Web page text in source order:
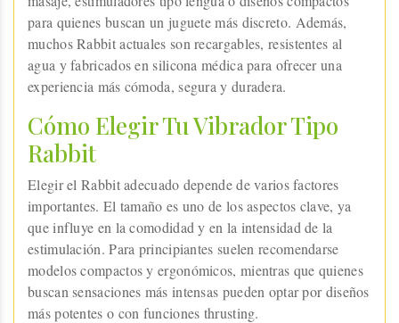
para quienes buscan un juguete más discreto. Además,
muchos Rabbit actuales son recargables, resistentes al
agua y fabricados en silicona médica para ofrecer una
experiencia más cómoda, segura y duradera.
Cómo Elegir Tu Vibrador Tipo
Rabbit
Elegir el Rabbit adecuado depende de varios factores
importantes. El tamaño es uno de los aspectos clave, ya
que influye en la comodidad y en la intensidad de la
estimulación. Para principiantes suelen recomendarse
modelos compactos y ergonómicos, mientras que quienes
buscan sensaciones más intensas pueden optar por diseños
más potentes o con funciones thrusting.